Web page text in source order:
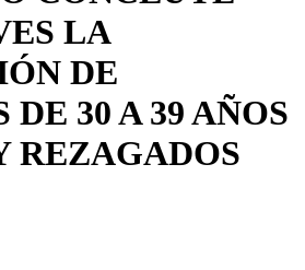
LA
DE
DE 30 A 39 AÑOS
REZAGADOS